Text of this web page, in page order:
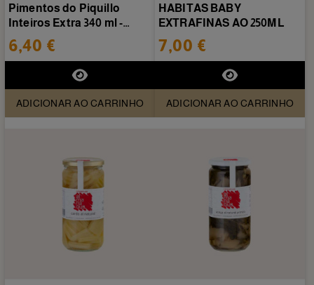
Pimentos do Piquillo
Inteiros Extra 340 ml -
Conservas Almanaque
6,40 €
ADICIONAR AO CARRINHO
HABITAS BABY
EXTRAFINAS AO 250ML
7,00 €
ADICIONAR AO CARRINHO